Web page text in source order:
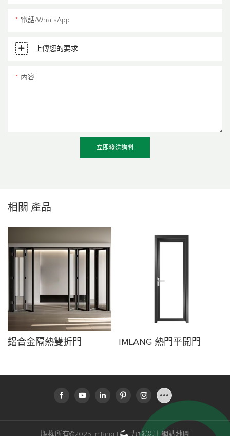
電話/WhatsApp
上傳您的要求
內容
立即發送詢問
相關 產品
鋁合金隔熱雙折門 IMLANG 熱門平開門
版權所有©2025 Imlang | 力飛設計網站地圖